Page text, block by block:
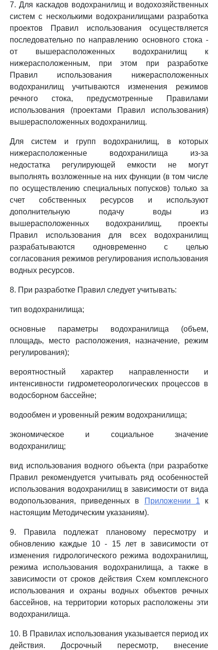
7. Для каскадов водохранилищ и водохозяйственных
систем с несколькими водохранилищами разработка
проектов Правил использования осуществляется
последовательно по направлению основного стока -
от вышерасположенных водохранилищ к
нижерасположенным, при этом при разработке
Правил использования нижерасположенных
водохранилищ учитываются изменения режимов
речного стока, предусмотренные Правилами
использования (проектами Правил использования)
вышерасположенных водохранилищ.
Для систем и групп водохранилищ, в которых
нижерасположенные водохранилища из-за
недостатка регулирующей емкости не могут
выполнять возложенные на них функции (в том числе
по осуществлению специальных попусков) только за
счет собственных ресурсов и используют
дополнительную подачу воды из
вышерасположенных водохранилищ, проекты
Правил использования для всех водохранилищ
разрабатываются одновременно с целью
согласования режимов регулирования использования
водных ресурсов.
8. При разработке Правил следует учитывать:
тип водохранилища;
основные параметры водохранилища (объем,
площадь, место расположения, назначение, режим
регулирования);
вероятностный характер направленности и
интенсивности гидрометеорологических процессов в
водосборном бассейне;
водообмен и уровенный режим водохранилища;
экономическое и социальное значение
водохранилищ;
вид использования водного объекта (при разработке
Правил рекомендуется учитывать ряд особенностей
использования водохранилищ в зависимости от вида
водопользования, приведенных в
Приложении 1 к
настоящим Методическим указаниям).
9. Правила подлежат плановому пересмотру и
обновлению каждые 10 - 15 лет в зависимости от
изменения гидрологического режима водохранилищ,
режима использования водохранилища, а также в
зависимости от сроков действия Схем комплексного
использования и охраны водных объектов речных
бассейнов, на территории которых расположены эти
водохранилища.
10. В Правилах использования указывается период их
действия. Досрочный пересмотр, внесение